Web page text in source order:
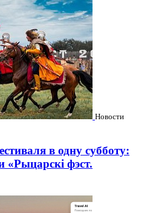
Новости
в одну субботу:
«Рыцарскі фэст.